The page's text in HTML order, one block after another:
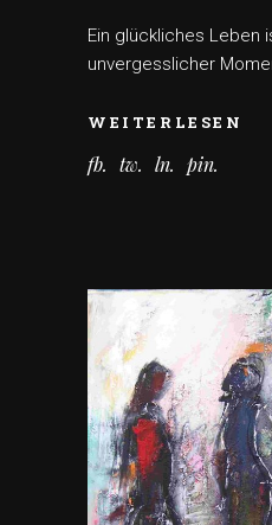
Ein glückliches Leben
unvergesslicher
WEITERLESEN
fb tw ln pin